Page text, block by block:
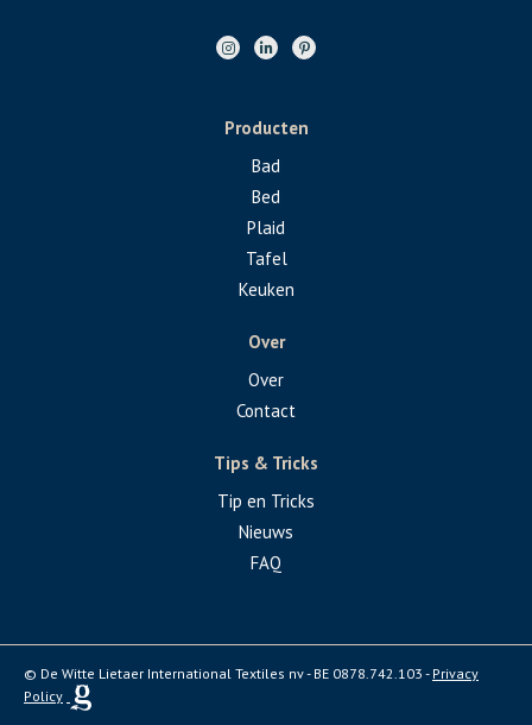
Producten
Bad
Bed
Plaid
Tafel
Keuken
Over
Over
Contact
Tips & Tricks
Tip en Tricks
Nieuws
FAQ
© De Witte Lietaer International Textiles nv - BE 0878.742.103 - Privacy
Policy